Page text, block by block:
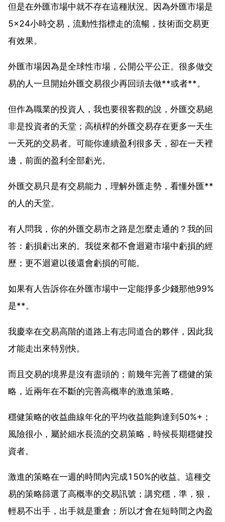
但是在外匯市場中就不存在這種狀況。因為外匯市場是
5×24小時交易，流動性指標走的流暢，技術面交易更
有效果。
外匯市場因為是全球性市場，公開公平公正。很多做交
易的人一旦開始外匯交易很少再回頭去做**或者**。
但作為職業的投資人，我也要很客觀的說，外匯交易絕
非是投資者的天堂；高槓桿的外匯交易存在更多一天生
一天死的交易者。可能你連續盈利很多天，卻在一天裡
邊，前面的盈利全部虧光。
外匯交易只是有交易能力，理解外匯走勢，看懂外匯**
的人的天堂。
有人問我，你的外匯交易市之路是怎麼走通的？我的回
答：虧損虧出來的。我從來都不會迴避市場中虧損的經
歷；更不迴避以後還會虧損的可能。
如果有人告訴你在外匯市場中一定能掙多少錢那他99%
是**。
我慶幸在交易高階的道路上有志同道合的夥伴，因此我
才能走出來特別快。
而且交易的境界是沒有盡頭的；前幾年完善了穩健的策
略，近兩年在不斷的完善高概率的激進策略。
穩健策略的收益曲線年化的平均收益能夠達到50%+；
風險很小，屬於細水長流的交易策略，時候長期穩健投
資者。
激進的策略在一週的時間內完成150%的收益。這種交
易的策略篩選了高概率的交易訊號；講究穩，準，狠，
輕易不出手，出手就是重倉；所以才會在短時間之內盈